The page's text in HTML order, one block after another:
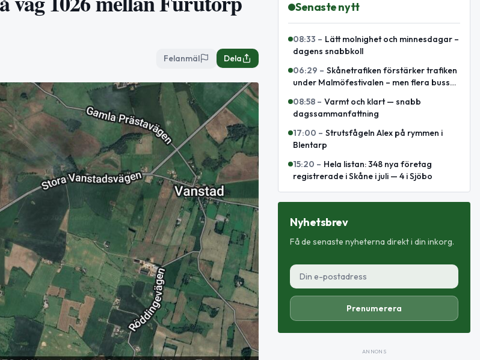
Felanmäl Dela
Senaste nytt
08:33 – Lätt molnighet och minnesdagar –
dagens snabbkoll
06:29 – Skånetrafiken förstärker trafiken
under Malmöfestivalen – men flera bussar
08:58 – Varmt och klart — snabb
dagssammanfattning
17:00 – Strutsfågeln Alex på rymmen i
Blentarp
15:20 – Hela listan: 348 nya företag
registrerade i Skåne i juli — 4 i Sjöbo
Nyhetsbrev
Få de senaste nyheterna direkt i din inkorg.
Prenumerera
ANNONS